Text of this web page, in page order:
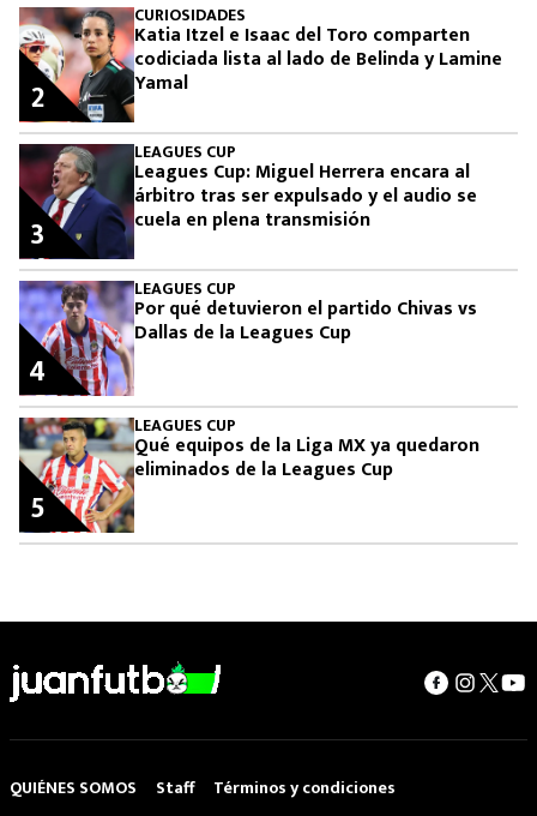
CURIOSIDADES
Katia Itzel e Isaac del Toro comparten
codiciada lista al lado de Belinda y Lamine
Yamal
2
LEAGUES CUP
Leagues Cup: Miguel Herrera encara al
árbitro tras ser expulsado y el audio se
cuela en plena transmisión
3
LEAGUES CUP
Por qué detuvieron el partido Chivas vs
Dallas de la Leagues Cup
4
LEAGUES CUP
Qué equipos de la Liga MX ya quedaron
eliminados de la Leagues Cup
5
QUIÉNES SOMOS Staff
Términos y condiciones